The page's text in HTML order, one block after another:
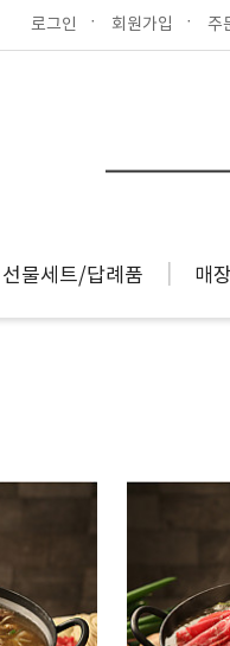
로그인 회원가입 주
선물세트/답례품 매